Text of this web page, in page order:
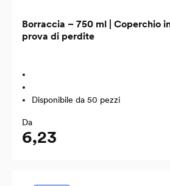
Borraccia – 750 ml | Coperchio
prova di perdite
Disponibile da 50 pezzi
Da
6,23